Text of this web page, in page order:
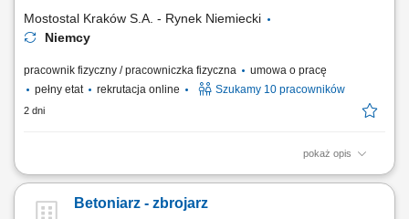
Mostostal Kraków S.A. - Rynek Niemiecki
Niemcy
pracownik fizyczny / pracowniczka fizyczna
umowa o pracę
pełny etat
rekrutacja online Szukamy 10 pracowników
2 dni
pokaż opis
Opis stanowiska: Przygotowywanie szalunków do kolejnego procesu
w formach. Wsparcie procesu betonowania, w tym zagęszczanie
Betoniarz - zbrojarz